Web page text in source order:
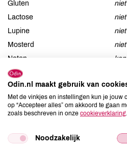
Gluten
Lactose
Lupine
Mosterd
Noten
Schaaldieren
Selderij
niet
Sesam
Soja
niet
Weekdieren
Odin.nl maakt gebruik van
Met de vinkjes en instellingen kun je jouw
op “Accepteer alles” om akkoord te gaan
zoals beschreven in onze cookieverklaring
Noodzakelijk